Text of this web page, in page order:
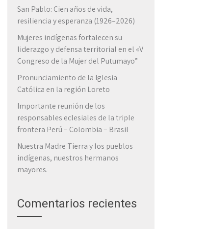
San Pablo: Cien años de vida,
resiliencia y esperanza (1926–2026)
Mujeres indígenas fortalecen su
liderazgo y defensa territorial en el «V
Congreso de la Mujer del Putumayo”
Pronunciamiento de la Iglesia
Católica en la región Loreto
Importante reunión de los
responsables eclesiales de la triple
frontera Perú – Colombia – Brasil
Nuestra Madre Tierra y los pueblos
indígenas, nuestros hermanos
mayores.
Comentarios recientes